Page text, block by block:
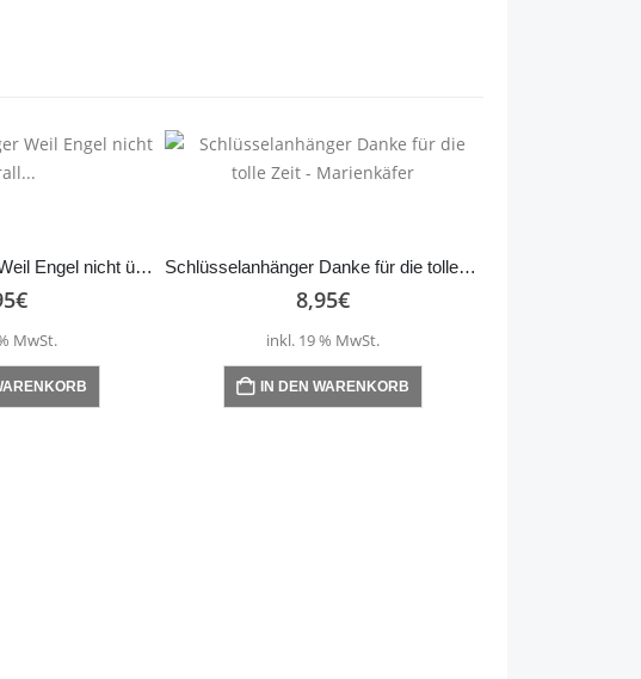
Schlüsselanhänger Weil Engel nicht überall…
€
MwSt.
Schlüsselanhänger Danke für die tolle Zeit – Marienkäfer
8,95€
inkl. 19 % MwSt.
IN DEN WARENKORB